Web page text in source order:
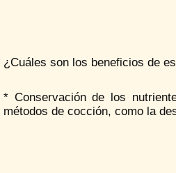
¿Cuáles son los beneficios de
* Conservación de los
métodos de cocción, como la